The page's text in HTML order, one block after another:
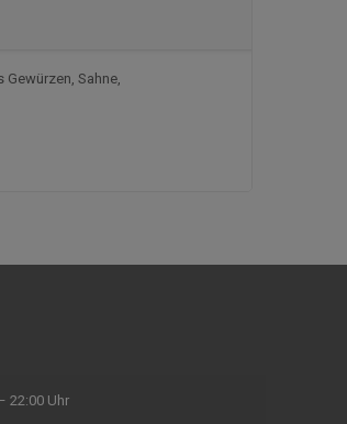
Gewürzen, Sahne,
22:00 Uhr